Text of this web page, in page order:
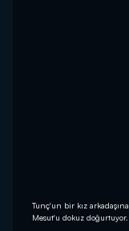
Tunç'un bir kız
Mesut'u dokuz